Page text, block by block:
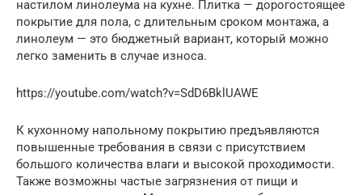
настилом линолеума на кухне. Плитка — дорогостоящее
покрытие для пола, с длительным сроком монтажа, а
линолеум — это бюджетный вариант, который можно
легко заменить в случае износа.
https://youtube.com/watch?v=SdD6BklUAWE
К кухонному напольному покрытию предъявляются
повышенные требования в связи с присутствием
большого количества влаги и высокой проходимости.
Также возможны частые загрязнения от пищи и